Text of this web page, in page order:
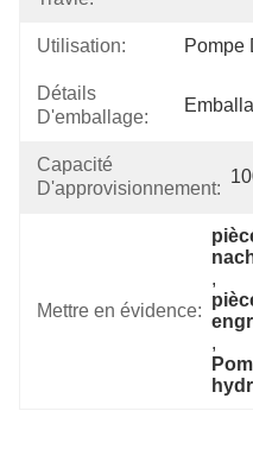
Utilisation: Pompe
Détails
D'emballage:
Capacité
D'approvisionnement:
Mettre en évidence:
,
,